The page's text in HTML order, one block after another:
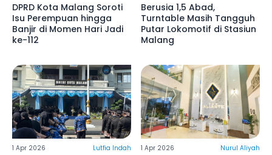
DPRD Kota Malang Soroti
Isu Perempuan hingga
Banjir di Momen Hari Jadi
ke-112
Berusia 1,5 Abad,
Turntable Masih Tangguh
Putar Lokomotif di Stasiun
Malang
1 Apr 2026 Lutfia Indah 1 Apr 2026 Nurul Aliyah